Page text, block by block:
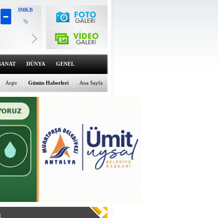
IMKB
%
6499.82
%0.12
Dolar
47.5619
%0
Euro
55.0675
%0.13
DÜNYA GENEL
Ana Sayfa
Günün Haberleri
Arşiv